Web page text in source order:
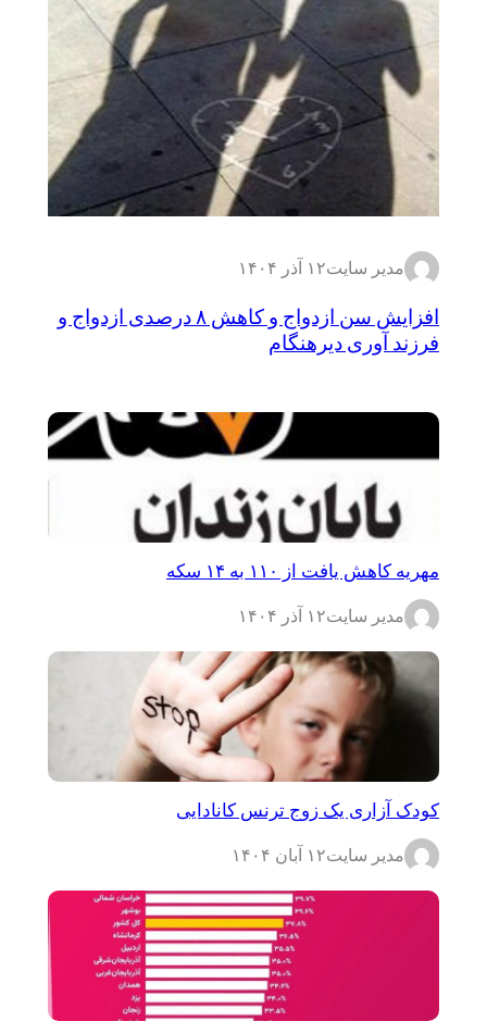
مدیر سایت۱۲ آذر ۱۴۰۴
افزایش سن ازدواج و کاهش ۸ درصدی ازدواج و
فرزند آوری دیرهنگام
مهریه کاهش یافت از ۱۱۰ به ۱۴ سکه
مدیر سایت۱۲ آذر ۱۴۰۴
کودک آزاری یک زوج ترنس کانادایی
مدیر سایت۱۲ آبان ۱۴۰۴